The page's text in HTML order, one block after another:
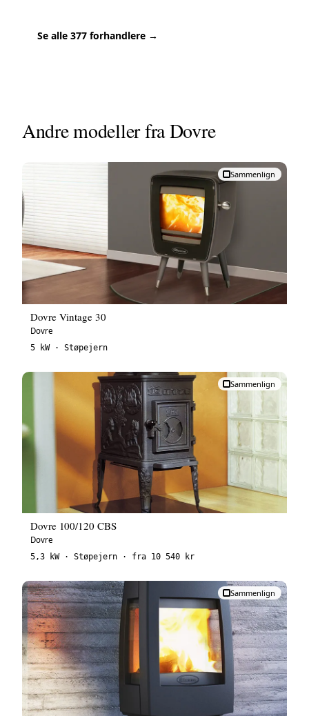
Se alle 377 forhandlere →
Andre modeller fra Dovre
Sammenlign
Dovre Vintage 30
Dovre
5 kW · Støpejern
Sammenlign
Dovre 100/120 CBS
Dovre
5,3 kW · Støpejern · fra 10 540 kr
Sammenlign